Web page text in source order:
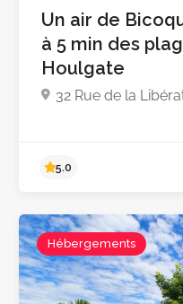
Pas encore d'avis
Un air de
à 5 min des
Houlgate
32 Rue de la
Hébergements